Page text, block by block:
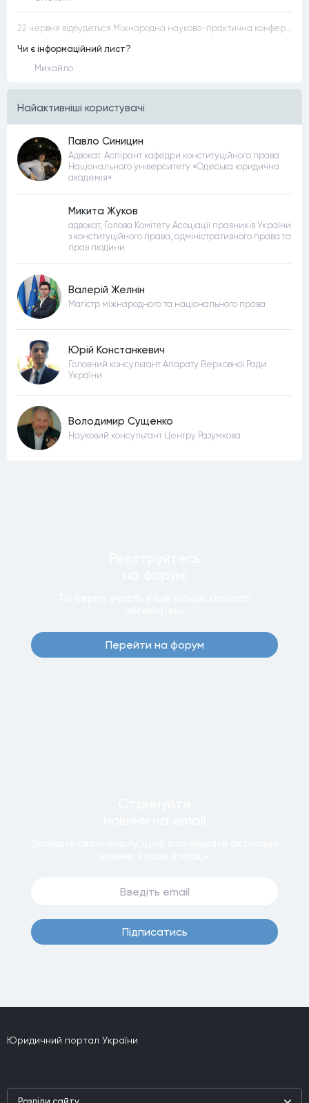
22 червня відбудеться Міжнародна науково-практична конференція “Конституційна демократія в умовах загроз територіальній цілісності та національній безпеці”
Чи є інформаційний лист?
Михайло
Найактивнiшi користувачi
Павло Синицин
Адвокат. Аспірант кафедри конституційного права
Національного університету «Одеська юридична
академія»
Микита Жуков
адвокат, Голова Комітету Асоціації правників України
з конституційного права, адміністративного права та
прав людини
Валерій Желнін
Магістр міжнародного та національного права
Юрій Констанкевич
Головний консультант Апарату Верховної Ради
України
Володимир Сущенко
Науковий консультант Центру Разумкова
Перейти на форум
Пiдписатись
Юридичний портал України
Роздiли сайту